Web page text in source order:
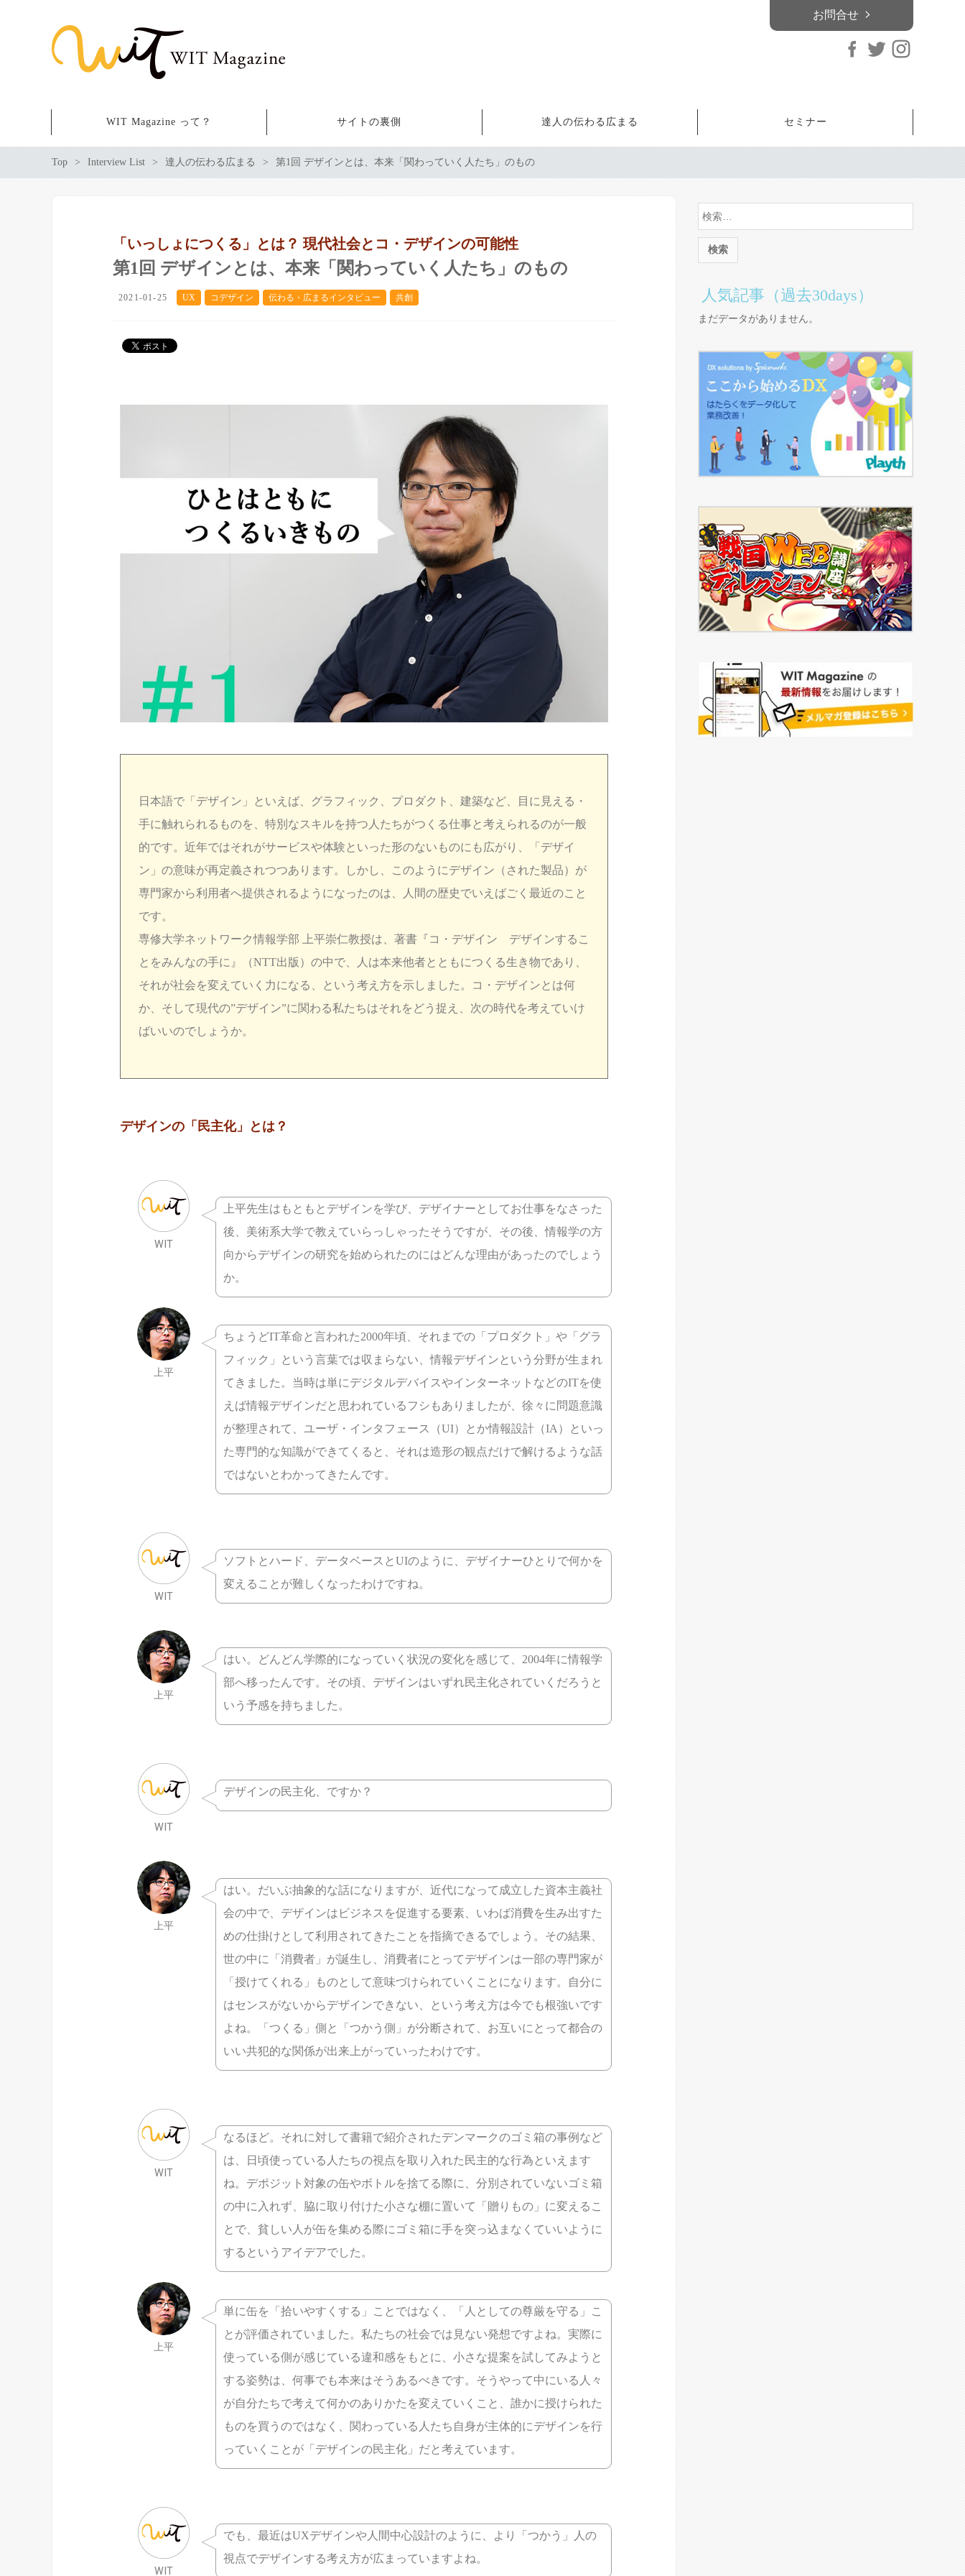
お問合せ
WIT Magazine って？ サイトの裏側 達人の伝わる広まる セミナー
Top Interview List 達人の伝わる広まる 第1回 デザインとは、本来「関わっていく人たち」のもの
「いっしょにつくる」とは？ 現代社会とコ・デザインの可能性
第1回 デザインとは、本来「関わっていく人たち」のもの
2021-01-25 UX コデザイン 伝わる・広まるインタビュー 共創
日本語で「デザイン」といえば、グラフィック、プロダクト、建築など、目に見える・
手に触れられるものを、特別なスキルを持つ人たちがつくる仕事と考えられるのが一般
的です。近年ではそれがサービスや体験といった形のないものにも広がり、「デザイ
ン」の意味が再定義されつつあります。しかし、このようにデザイン（された製品）が
専門家から利用者へ提供されるようになったのは、人間の歴史でいえばごく最近のこと
です。
専修大学ネットワーク情報学部 上平崇仁教授は、著書『コ・デザイン デザインするこ
とをみんなの手に』（NTT出版）の中で、人は本来他者とともにつくる生き物であり、
それが社会を変えていく力になる、という考え方を示しました。コ・デザインとは何
か、そして現代の”デザイン”に関わる私たちはそれをどう捉え、次の時代を考えていけ
ばいいのでしょうか。
デザインの「民主化」とは？
WIT
上平先生はもともとデザインを学び、デザイナーとしてお仕事をなさった
後、美術系大学で教えていらっしゃったそうですが、その後、情報学の方
向からデザインの研究を始められたのにはどんな理由があったのでしょう
か。
上平
ちょうどIT革命と言われた2000年頃、それまでの「プロダクト」や「グラ
フィック」という言葉では収まらない、情報デザインという分野が生まれ
てきました。当時は単にデジタルデバイスやインターネットなどのITを使
えば情報デザインだと思われているフシもありましたが、徐々に問題意識
が整理されて、ユーザ・インタフェース（UI）とか情報設計（IA）といっ
た専門的な知識ができてくると、それは造形の観点だけで解けるような話
ではないとわかってきたんです。
WIT
ソフトとハード、データベースとUIのように、デザイナーひとりで何かを
変えることが難しくなったわけですね。
上平
はい。どんどん学際的になっていく状況の変化を感じて、2004年に情報学
部へ移ったんです。その頃、デザインはいずれ民主化されていくだろうと
いう予感を持ちました。
WIT
デザインの民主化、ですか？
上平
はい。だいぶ抽象的な話になりますが、近代になって成立した資本主義社
会の中で、デザインはビジネスを促進する要素、いわば消費を生み出すた
めの仕掛けとして利用されてきたことを指摘できるでしょう。その結果、
世の中に「消費者」が誕生し、消費者にとってデザインは一部の専門家が
「授けてくれる」ものとして意味づけられていくことになります。自分に
はセンスがないからデザインできない、という考え方は今でも根強いです
よね。「つくる」側と「つかう側」が分断されて、お互いにとって都合の
いい共犯的な関係が出来上がっていったわけです。
WIT
なるほど。それに対して書籍で紹介されたデンマークのゴミ箱の事例など
は、日頃使っている人たちの視点を取り入れた民主的な行為といえます
ね。デポジット対象の缶やボトルを捨てる際に、分別されていないゴミ箱
の中に入れず、脇に取り付けた小さな棚に置いて「贈りもの」に変えるこ
とで、貧しい人が缶を集める際にゴミ箱に手を突っ込まなくていいように
するというアイデアでした。
上平
単に缶を「拾いやすくする」ことではなく、「人としての尊厳を守る」こ
とが評価されていました。私たちの社会では見ない発想ですよね。実際に
使っている側が感じている違和感をもとに、小さな提案を試してみようと
する姿勢は、何事でも本来はそうあるべきです。そうやって中にいる人々
が自分たちで考えて何かのありかたを変えていくこと、誰かに授けられた
ものを買うのではなく、関わっている人たち自身が主体的にデザインを行
っていくことが「デザインの民主化」だと考えています。
WIT
でも、最近はUXデザインや人間中心設計のように、より「つかう」人の
視点でデザインする考え方が広まっていますよね。
人気記事（過去30days）
まだデータがありません。